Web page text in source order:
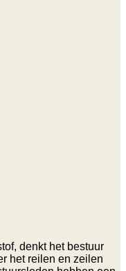
denkt het bestuur
het reilen en zeilen